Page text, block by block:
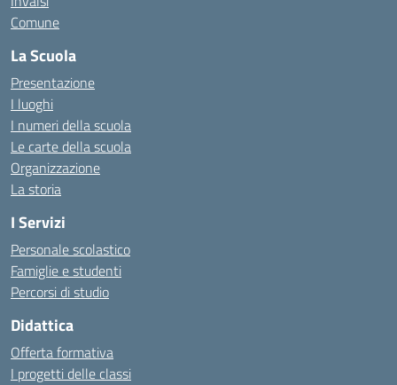
Comune
La Scuola
Presentazione
I luoghi
I numeri della scuola
Le carte della scuola
Organizzazione
La storia
I Servizi
Personale scolastico
Famiglie e studenti
Percorsi di studio
Didattica
Offerta formativa
I progetti delle classi